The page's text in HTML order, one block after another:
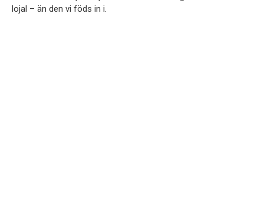
lojal – än den vi föds in i.